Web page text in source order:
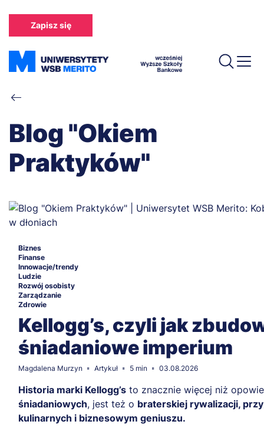
treści
Zapisz się
Ścieżka
nawigacyjna
Blog "Okiem
Praktyków"
Biznes
Finanse
Innowacje/trendy
Ludzie
Rozwój osobisty
Zarządzanie
Zdrowie
Kellogg’s, czyli jak
śniadaniowe imperium
Magdalena Murzyn Artykuł 5 min 03.08.2026
Historia marki Kellogg’s to znacznie więcej niż
śniadaniowych, jest też o braterskiej rywalizacji,
kulinarnych i biznesowym geniuszu.